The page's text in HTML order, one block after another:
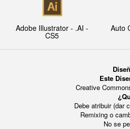
Adobe Illustrator - .AI -
CS5
Auto
Este
Creative
Debe atribuir (dar
Remixing o
No se